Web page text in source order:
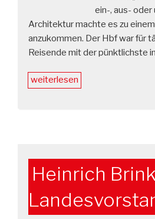
ein-, aus- oder
Architektur machte es zu
anzukommen. Der Hbf war für
Reisende mit der pünktlichste
„Fortgesetzte
weiterlesen
Heinrich